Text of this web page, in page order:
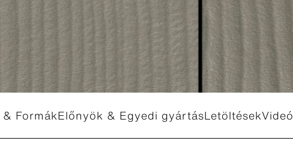
FormákElőnyök & Egyedi gyártásLetöltésekVideó